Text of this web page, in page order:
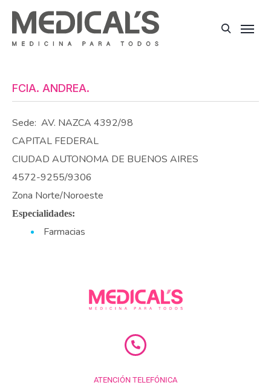
FCIA. ANDREA.
Sede: AV. NAZCA 4392/98
CAPITAL FEDERAL
CIUDAD AUTONOMA DE BUENOS AIRES
4572-9255/9306
Zona Norte/Noroeste
Especialidades:
Farmacias
ATENCIÓN TELEFÓNICA